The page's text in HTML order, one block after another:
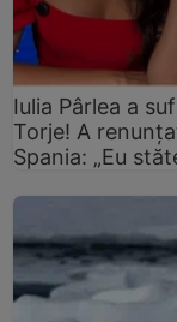
Iulia Pârlea a
Torje! A
Spania: „Eu